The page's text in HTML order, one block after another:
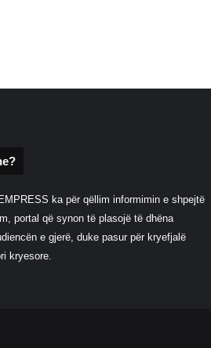
ka për qëllim informimin e shpejtë
portal që synon të plasojë të dhëna
e gjerë, duke pasur për kryefjalë
kryesore.